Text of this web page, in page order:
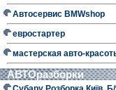
Автосервис BMWshop
евростартер
мастерская авто-
АВТОразборки